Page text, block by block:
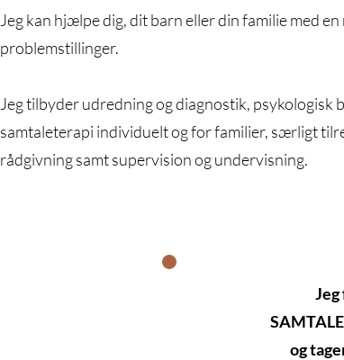
Jeg kan hjælpe dig, dit barn eller din familie med
problemstillinger.
Jeg tilbyder udredning og diagnostik, psykologisk
samtaleterapi individuelt og for familier, særligt
rådgivning samt supervision og undervisning.
Jeg
og